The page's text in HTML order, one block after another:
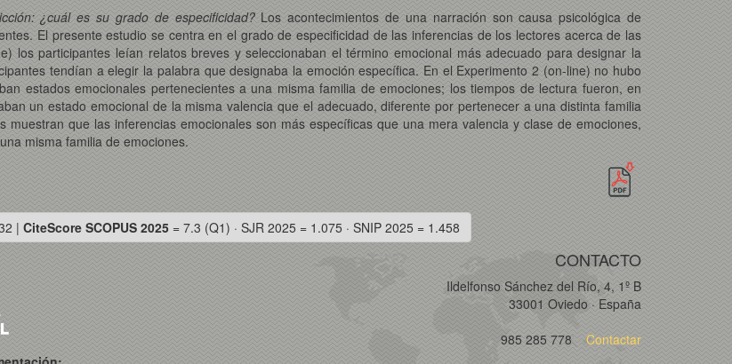
¿cuál es su grado de especificidad? Los acontecimientos de una narración son causa psicológica de
El presente estudio se centra en el grado de especificidad de las inferencias de los lectores acerca de las
los participantes leían relatos breves y seleccionaban el término emocional más adecuado para designar la
tendían a elegir la palabra que designaba la emoción específica. En el Experimento 2 (on-line) no hubo
estados emocionales pertenecientes a una misma familia de emociones; los tiempos de lectura fueron, en
un estado emocional de la misma valencia que el adecuado, diferente por pertenecer a una distinta familia
que las inferencias emocionales son más específicas que una mera valencia y clase de emociones,
misma familia de emociones.
| CiteScore SCOPUS 2025 = 7.3 (Q1) · SJR 2025 = 1.075 · SNIP 2025 = 1.458
CONTACTO
Ildelfonso Sánchez del Río, 4, 1º B
33001 Oviedo · España
985 285 778 Contactar